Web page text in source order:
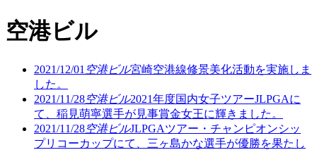
空港ビル
2021/12/01 空港ビル宮崎空港線修景美化活動を実施しま
した。
2021/11/28空港ビル2021年度国内女子ツアーJLPGAに
て、稲見萌寧選手が見事賞金女王に輝きました。
2021/11/28空港ビルJLPGAツアー・チャンピオンシッ
プリコーカップにて、三ヶ島かな選手が優勝を果たし